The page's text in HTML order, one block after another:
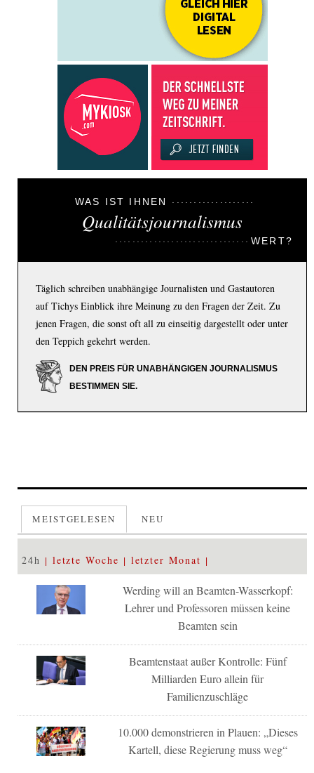
WAS IST IHNEN
Qualitätsjournalismus
WERT?
Täglich schreiben unabhängige Journalisten und Gastautoren
auf Tichys Einblick ihre Meinung zu den Fragen der Zeit. Zu
jenen Fragen, die sonst oft all zu einseitig dargestellt oder unter
den Teppich gekehrt werden.
DEN PREIS FÜR UNABHÄNGIGEN JOURNALISMUS
BESTIMMEN SIE.
MEISTGELESEN NEU
24h letzte Woche letzter Monat
Werding will an Beamten-Wasserkopf:
Lehrer und Professoren müssen keine
Beamten sein
Beamtenstaat außer Kontrolle: Fünf
Milliarden Euro allein für
Familienzuschläge
10.000 demonstrieren in Plauen: „Dieses
Kartell, diese Regierung muss weg“